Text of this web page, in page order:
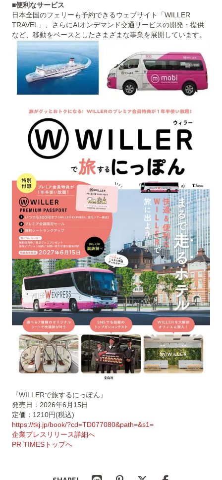
■便利なサービス
日本全国のフェリーも予約できるウェブサイト「WILLER
TRAVEL」、さらにAIオンデマンド交通サービスの開発・提供
など、移動をベースとしたさまざまな事業を展開しています。
『WILLERで旅するにっぽん』
発売日：2026年6月15日
定価：1210円(税込)
https://tkj.jp/book/?cd=TD077080&path=&s1=
企業プレスリリース詳細へ
PR TIMESトップへ